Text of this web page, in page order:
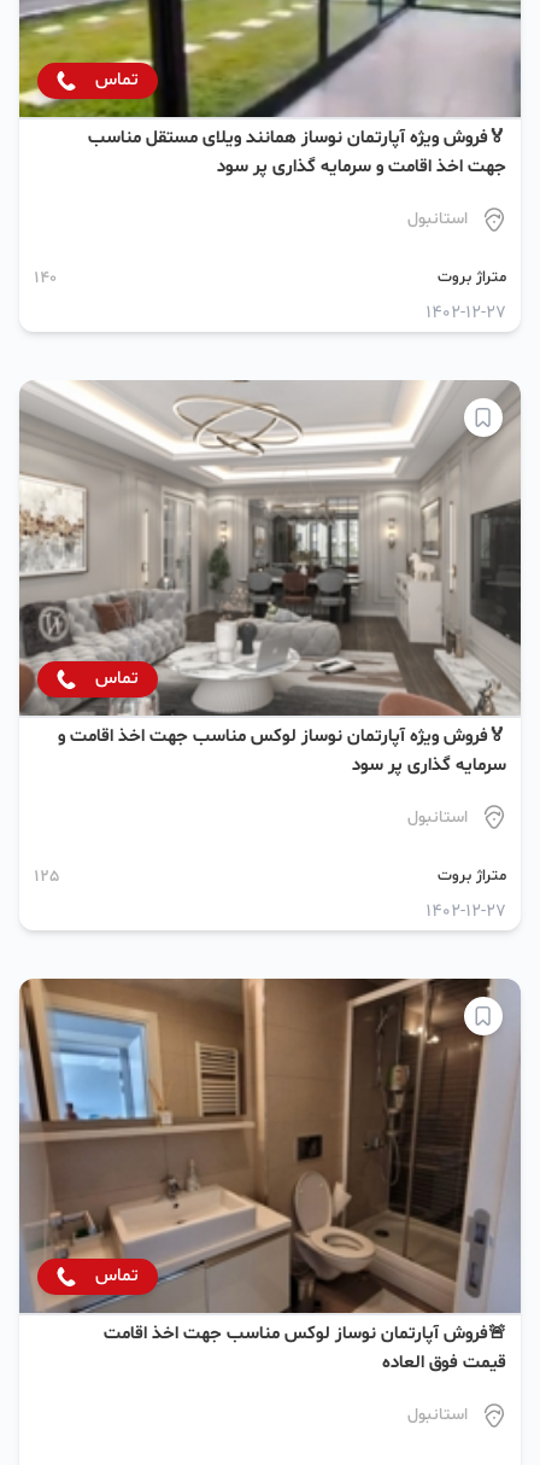
تماس
🏅فروش ویژه آپارتمان نوساز همانند ویلای مستقل مناسب
جهت اخذ اقامت و سرمایه گذاری پر سود
استانبول
متراژ بروت 140
1402-12-27
تماس
🏅فروش ویژه آپارتمان نوساز لوکس مناسب جهت اخذ اقامت و
سرمایه گذاری پر سود
استانبول
متراژ بروت 125
1402-12-27
تماس
🚨فروش آپارتمان نوساز لوکس مناسب جهت اخذ اقامت
قیمت فوق العاده
استانبول